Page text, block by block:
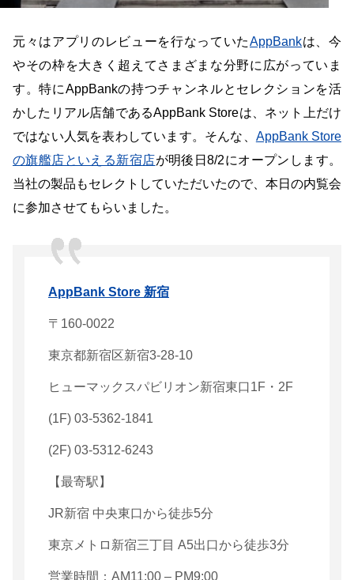
元々はアプリのレビューを行なっていたAppBankは、今
やその枠を大きく超えてさまざまな分野に広がっていま
す。特にAppBankの持つチャンネルとセレクションを活
かしたリアル店舗であるAppBank Storeは、ネット上だけ
ではない人気を表わしています。そんな、 AppBank Store
の旗艦店といえる新宿店が明後日8/2にオープンします。
当社の製品もセレクトしていただいたので、本日の内覧会
に参加させてもらいました。
AppBank Store 新宿
〒160-0022
東京都新宿区新宿3-28-10
ヒューマックスパビリオン新宿東口1F・2F
(1F) 03-5362-1841
(2F) 03-5312-6243
【最寄駅】
JR新宿 中央東口から徒歩5分
東京メトロ新宿三丁目 A5出口から徒歩3分
営業時間：AM11:00 – PM9:00